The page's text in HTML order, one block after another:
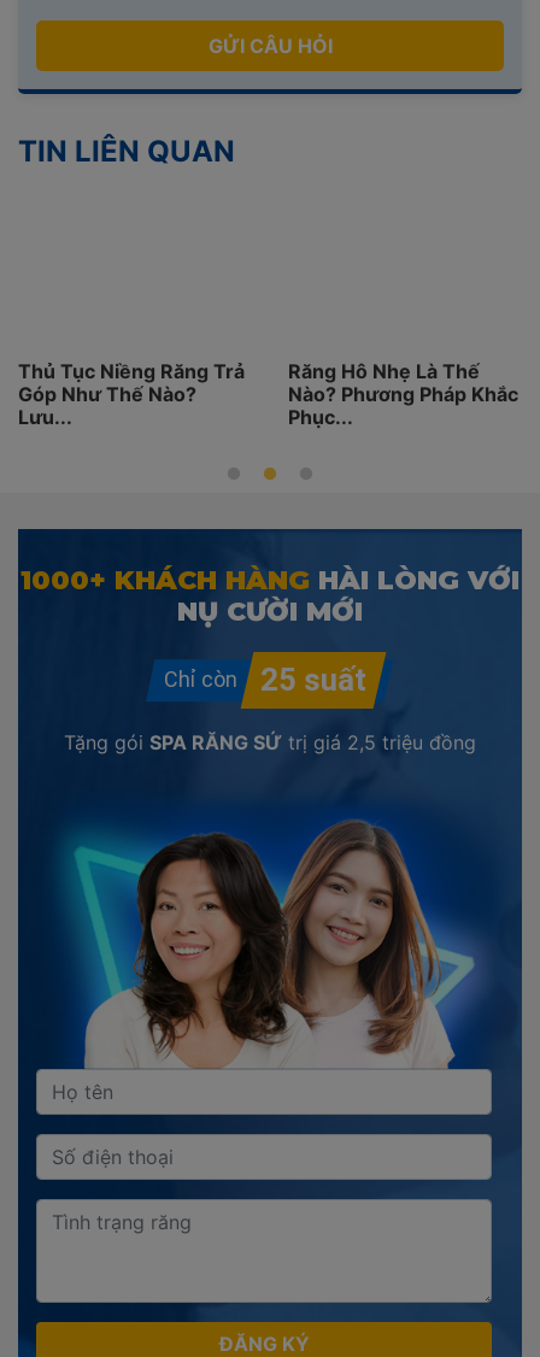
GỬI CÂU HỎI
TIN LIÊN QUAN
Thủ Tục Niềng Răng Trả
Góp Như Thế Nào?
Lưu...
Răng Hô Nhẹ Là Thế
Nào? Phương Pháp Khắc
Phục...
1000+ KHÁCH HÀNG HÀI LÒNG VỚI
NỤ CƯỜI MỚI
Tặng gói SPA RĂNG SỨ trị giá 2,5 triệu đồng
ĐĂNG KÝ